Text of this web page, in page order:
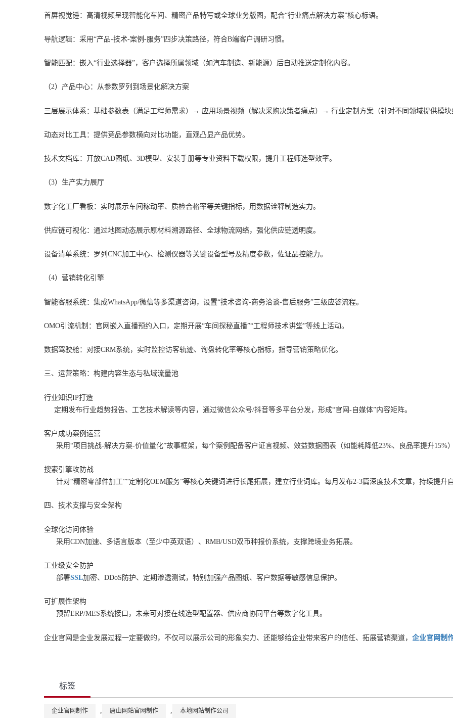
首屏视觉锤：高清视频呈现智能化车间、精密产品特写或全球业务版图，配合“行业痛点解决方案”核心标语。
导航逻辑：采用“产品-技术-案例-服务”四步决策路径，符合B端客户调研习惯。
智能匹配：嵌入“行业选择器”，客户选择所属领域（如汽车制造、新能源）后自动推送定制化内容。
（2）产品中心：从参数罗列到场景化解决方案
三层展示体系：基础参数表（满足工程师需求）→ 应用场景视频（解决采购决策者痛点）→ 行业定制方案（针对不同领域提供模块
动态对比工具：提供竞品参数横向对比功能，直观凸显产品优势。
技术文档库：开放CAD图纸、3D模型、安装手册等专业资料下载权限，提升工程师选型效率。
（3）生产实力展厅
数字化工厂看板：实时展示车间稼动率、质检合格率等关键指标，用数据诠释制造实力。
供应链可视化：通过地图动态展示原材料溯源路径、全球物流网络，强化供应链透明度。
设备清单系统：罗列CNC加工中心、检测仪器等关键设备型号及精度参数，佐证品控能力。
（4）营销转化引擎
智能客服系统：集成WhatsApp/微信等多渠道咨询，设置“技术咨询-商务洽谈-售后服务”三级应答流程。
OMO引流机制：官网嵌入直播预约入口，定期开展“车间探秘直播”“工程师技术讲堂”等线上活动。
数据驾驶舱：对接CRM系统，实时监控访客轨迹、询盘转化率等核心指标，指导营销策略优化。
三、运营策略：构建内容生态与私域流量池
行业知识IP打造
定期发布行业趋势报告、工艺技术解读等内容，通过微信公众号/抖音等多平台分发，形成“官网-自媒体”内容矩阵。
客户成功案例运营
采用“项目挑战-解决方案-价值量化”故事框架，每个案例配备客户证言视频、效益数据图表（如能耗降低23%、良品率提升15%）
搜索引擎攻防战
针对“精密零部件加工”“定制化OEM服务”等核心关键词进行长尾拓展，建立行业词库。每月发布2-3篇深度技术文章，持续提升自
四、技术支撑与安全架构
全球化访问体验
采用CDN加速、多语言版本（至少中英双语）、RMB/USD双币种报价系统，支撑跨境业务拓展。
工业级安全防护
部署SSL加密、DDoS防护、定期渗透测试，特别加强产品图纸、客户数据等敏感信息保护。
可扩展性架构
预留ERP/MES系统接口，未来可对接在线选型配置器、供应商协同平台等数字化工具。
企业官网是企业发展过程一定要做的，不仅可以展示公司的形象实力、还能够给企业带来客户的信任、拓展营销渠道， 企业官网制
标签
企业官网制作 , 唐山网站官网制作 , 本地网站制作公司